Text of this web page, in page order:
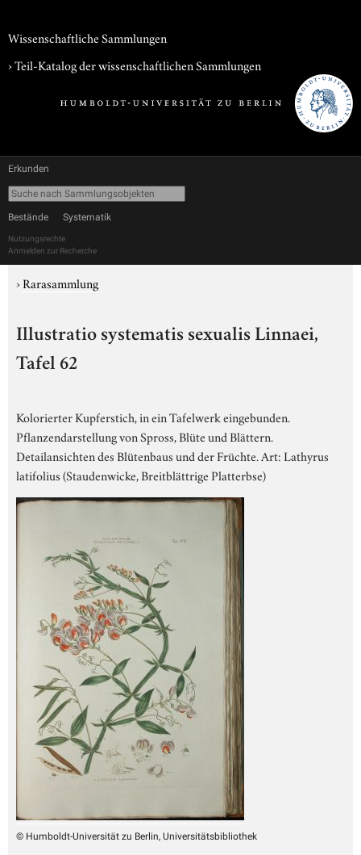
Wissenschaftliche Sammlungen
› Teil-Katalog der wissenschaftlichen Sammlungen
Erkunden
Bestände Systematik
Nutzungsrechte
Anmelden zur Recherche
›Rarasammlung
Illustratio systematis sexualis Linnaei,
Tafel 62
Kolorierter Kupferstich, in ein Tafelwerk eingebunden.
Pflanzendarstellung von Spross, Blüte und Blättern.
Detailansichten des Blütenbaus und der Früchte. Art: Lathyrus
latifolius (Staudenwicke, Breitblättrige Platterbse)
© Humboldt-Universität zu Berlin, Universitätsbibliothek